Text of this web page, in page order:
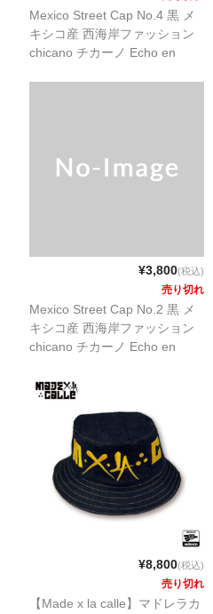
Mexico Street Cap No.4 黒 メ
キシコ産 西海岸ファッション
chicano チカーノ Echo en
¥3,800(税込)
売り切れ
Mexico Street Cap No.2 黒 メ
キシコ産 西海岸ファッション
chicano チカーノ Echo en
¥8,800(税込)
売り切れ
【Made x la calle】マドレラカ